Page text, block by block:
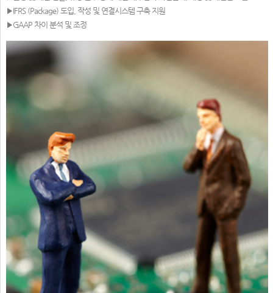
▶IFRS (Package) 도입, 작성 및 연결시스템 구축 지원
▶GAAP 차이 분석 및 조정